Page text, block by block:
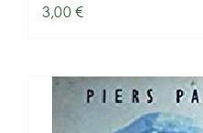
3,00€